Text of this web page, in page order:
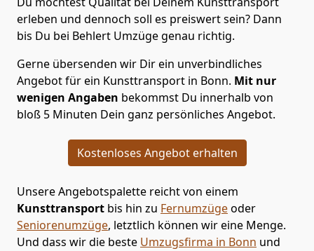
erleben und dennoch soll es preiswert sein? Dann
bis Du bei Behlert Umzüge genau richtig.
Gerne übersenden wir Dir ein unverbindliches
Angebot für ein Kunsttransport in Bonn. Mit nur
wenigen Angaben bekommst Du innerhalb von
bloß 5 Minuten Dein ganz persönliches Angebot.
Kostenloses Angebot erhalten
Unsere Angebotspalette reicht von einem
Kunsttransport bis hin zu Fernumzügeoder
Seniorenumzüge, letztlich können wir eine Menge.
Und dass wir die beste Umzugsfirma in Bonn und